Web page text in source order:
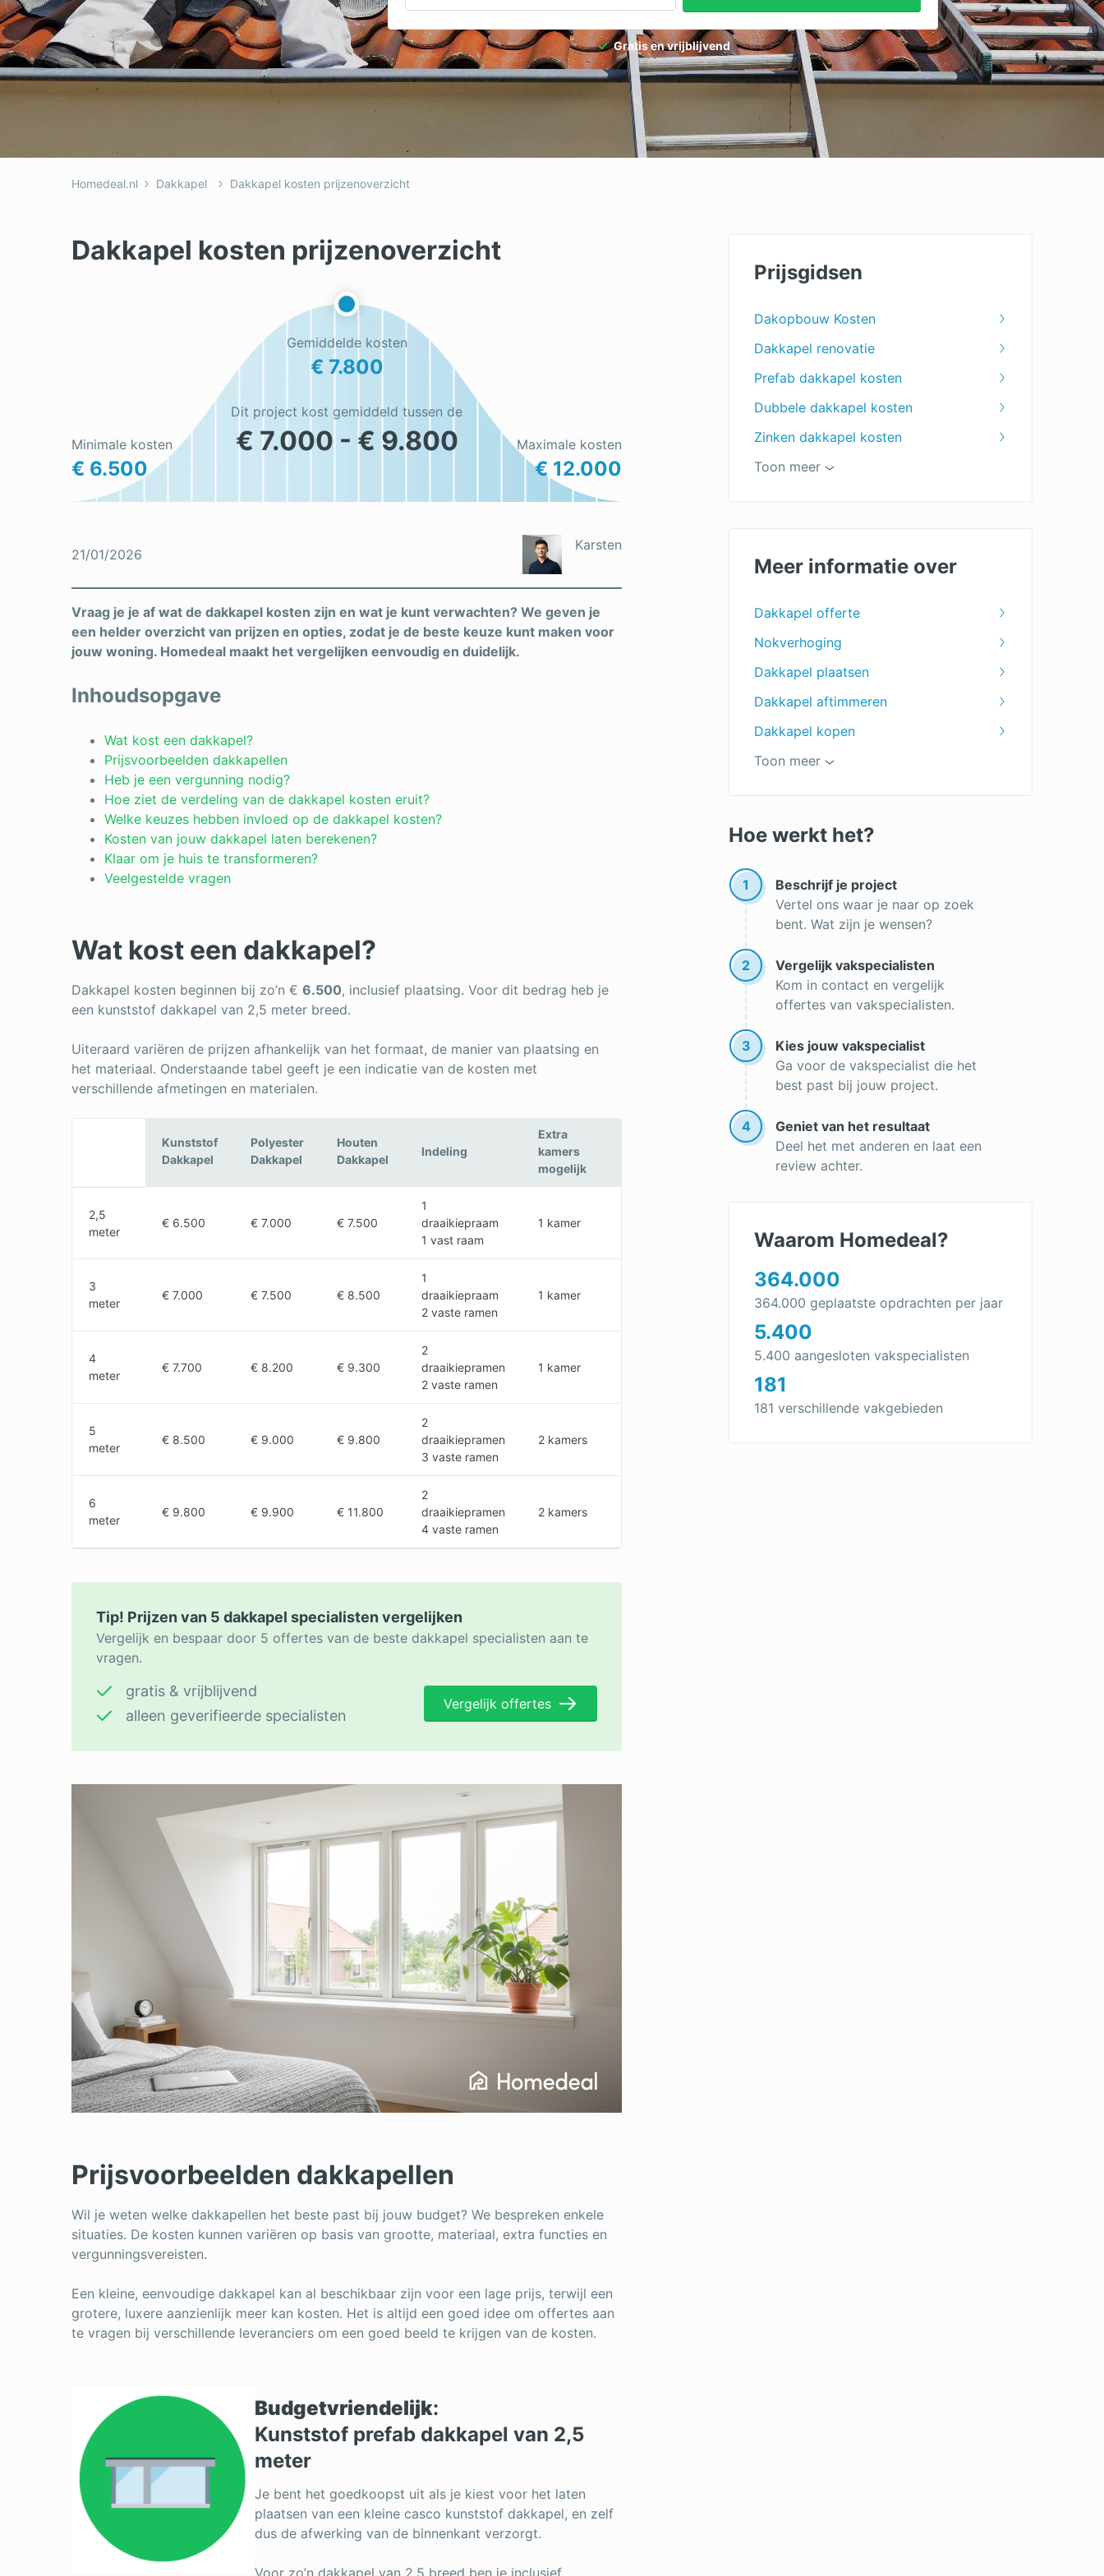
Dakkapel
Dakraam
Elektricien
Laadpalen
Loodgieter
Ongediertebestrijding
Tuinonderhoud
Ventilatie
Gratis en vrijblijvend
Homedeal.nl Dakkapel Dakkapel kosten prijzenoverzicht
Dakkapel kosten prijzenoverzicht
Minimale kosten
€ 6.500
Gemiddelde kosten
€ 7.800
Maximale kosten
€ 12.000
Dit project kost gemiddeld tussen de
€ 7.000 - € 9.800
21/01/2026
Karsten
Vraag je je af wat de dakkapel kosten zijn en wat je kunt verwachten? We geven je
een helder overzicht van prijzen en opties, zodat je de beste keuze kunt maken voor
jouw woning. Homedeal maakt het vergelijken eenvoudig en duidelijk.
Inhoudsopgave
Wat kost een dakkapel?
Prijsvoorbeelden dakkapellen
Heb je een vergunning nodig?
Hoe ziet de verdeling van de dakkapel kosten eruit?
Welke keuzes hebben invloed op de dakkapel kosten?
Kosten van jouw dakkapel laten berekenen?
Klaar om je huis te transformeren?
Veelgestelde vragen
Wat kost een dakkapel?
Dakkapel kosten beginnen bij zo’n € 6.500, inclusief plaatsing. Voor dit bedrag heb je
een kunststof dakkapel van 2,5 meter breed.
Uiteraard variëren de prijzen afhankelijk van het formaat, de manier van plaatsing en
het materiaal. Onderstaande tabel geeft je een indicatie van de kosten met
verschillende afmetingen en materialen.
Kunststof
Dakkapel
Polyester
Dakkapel
Houten
Dakkapel
Indeling
Extra
kamers
mogelijk
2,5
meter
€ 6.500 € 7.000 € 7.500
1
draaikiepraam
1 vast raam
1 kamer
3
meter
€ 7.000 € 7.500 € 8.500
1
draaikiepraam
2 vaste ramen
1 kamer
4
meter
€ 7.700 € 8.200 € 9.300
2
draaikiepramen
2 vaste ramen
1 kamer
5
meter
€ 8.500 € 9.000 € 9.800
2
draaikiepramen
3 vaste ramen
2 kamers
6
meter
€ 9.800 € 9.900 € 11.800
2
draaikiepramen
4 vaste ramen
2 kamers
Tip! Prijzen van 5 dakkapel specialisten vergelijken
Vergelijk en bespaar door 5 offertes van de beste dakkapel specialisten aan te
vragen.
gratis & vrijblijvend
alleen geverifieerde specialisten
Vergelijk offertes
Prijsvoorbeelden dakkapellen
Wil je weten welke dakkapellen het beste past bij jouw budget? We bespreken enkele
situaties. De kosten kunnen variëren op basis van grootte, materiaal, extra functies en
vergunningsvereisten.
Een kleine, eenvoudige dakkapel kan al beschikbaar zijn voor een lage prijs, terwijl een
grotere, luxere aanzienlijk meer kan kosten. Het is altijd een goed idee om offertes aan
te vragen bij verschillende leveranciers om een goed beeld te krijgen van de kosten.
Budgetvriendelijk:
Kunststof prefab dakkapel van 2,5
meter
Je bent het goedkoopst uit als je kiest voor het laten
plaatsen van een kleine casco kunststof dakkapel, en zelf
dus de afwerking van de binnenkant verzorgt.
Voor zo’n dakkapel van 2,5 breed ben je inclusief
Prijsgidsen
Dakopbouw Kosten
Dakkapel renovatie
Prefab dakkapel kosten
Dubbele dakkapel kosten
Zinken dakkapel kosten
Dakkapel 4 meter
Kunststof dakkapel
dakkapel 5 meter
Aluminium dakkapel
Houten dakkapel
Polyester dakkapel
Dakkapel vergunning
Toon meer
Meer informatie over
Dakkapel offerte
Nokverhoging
Dakkapel plaatsen
Dakkapel aftimmeren
Dakkapel kopen
Regels dakkapel
Soorten dakkapellen
Dakkapel isoleren
Zinken dakkapel
dakopbouw
Dubbele nokverhoging
Dakkapel vergelijken
Dubbele dakkapel
Polyester dakkapel
Dakkapel vervangen
Nieuwe Dakkapel
Dakkapel in 1 dag
voordelen & bouwtips
dakkapel renovatie
dakkapel op maat
Moderne Dakkapel
Toon meer
Hoe werkt het?
1
Beschrijf je project
Vertel ons waar je naar op zoek
bent. Wat zijn je wensen?
2
Vergelijk vakspecialisten
Kom in contact en vergelijk
offertes van vakspecialisten.
3
Kies jouw vakspecialist
Ga voor de vakspecialist die het
best past bij jouw project.
4
Geniet van het resultaat
Deel het met anderen en laat een
review achter.
Waarom Homedeal?
364.000
364.000 geplaatste opdrachten per jaar
5.400
5.400 aangesloten vakspecialisten
181
181 verschillende vakgebieden